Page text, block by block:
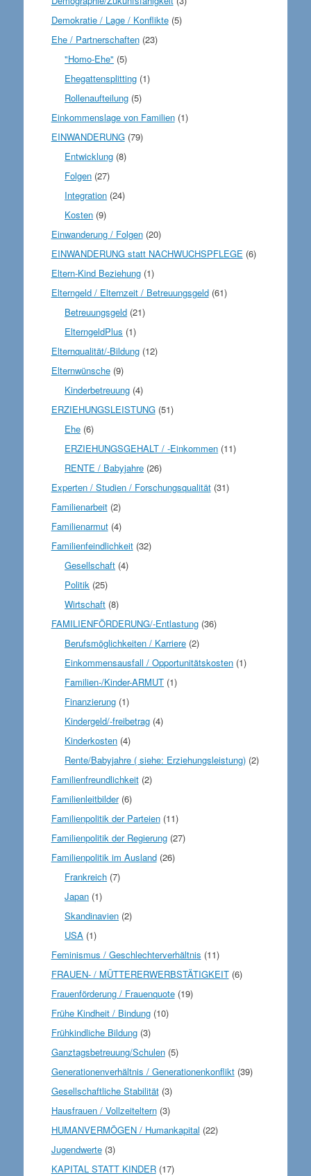
Demokratie / Lage / Konflikte(5)
Ehe / Partnerschaften(23)
"Homo-Ehe" (5)
Ehegattensplitting (1)
Rollenaufteilung (5)
Einkommenslage von Familien(1)
EINWANDERUNG(79)
Entwicklung (8)
Folgen (27)
Integration (24)
Kosten (9)
Einwanderung / Folgen(20)
EINWANDERUNG statt NACHWUCHSPFLEGE (6)
Eltern-Kind Beziehung(1)
Elterngeld / Elternzeit / Betreuungsgeld(61)
Betreuungsgeld (21)
ElterngeldPlus (1)
Elternqualität/-Bildung(12)
Elternwünsche(9)
Kinderbetreuung (4)
ERZIEHUNGSLEISTUNG(51)
Ehe (6)
ERZIEHUNGSGEHALT / -Einkommen (11)
RENTE / Babyjahre (26)
Experten / Studien / Forschungsqualität(31)
Familienarbeit(2)
Familienarmut(4)
Familienfeindlichkeit(32)
Gesellschaft (4)
Politik (25)
Wirtschaft (8)
FAMILIENFÖRDERUNG/-Entlastung(36)
Berufsmöglichkeiten / Karriere (2)
Einkommensausfall / Opportunitätskosten (1)
Familien-/Kinder-ARMUT (1)
Finanzierung (1)
Kindergeld/-freibetrag (4)
Kinderkosten (4)
Rente/Babyjahre ( siehe: Erziehungsleistung) (2)
Familienfreundlichkeit(2)
Familienleitbilder(6)
Familienpolitik der Parteien(11)
Familienpolitik der Regierung(27)
Familienpolitik im Ausland(26)
Frankreich (7)
Japan (1)
Skandinavien (2)
USA (1)
Feminismus / Geschlechterverhältnis (11)
FRAUEN- / MÜTTERERWERBSTÄTIGKEIT(6)
Frauenförderung / Frauenquote(19)
Frühe Kindheit / Bindung(10)
Frühkindliche Bildung(3)
Ganztagsbetreuung/Schulen(5)
Generationenverhältnis / Generationenkonflikt(39)
Gesellschaftliche Stabilität(3)
Hausfrauen / Vollzeiteltern(3)
HUMANVERMÖGEN / Humankapital (22)
Jugendwerte(3)
KAPITAL STATT KINDER(17)